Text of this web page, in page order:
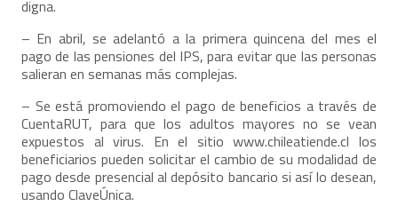
digna.
– En abril, se adelantó a la primera quincena del mes el
pago de las pensiones del IPS, para evitar que las personas
salieran en semanas más complejas.
– Se está promoviendo el pago de beneficios a través de
CuentaRUT, para que los adultos mayores no se vean
expuestos al virus. En el sitio www.chileatiende.cl los
beneficiarios pueden solicitar el cambio de su modalidad de
pago desde presencial al depósito bancario si así lo desean,
usando ClaveÚnica.